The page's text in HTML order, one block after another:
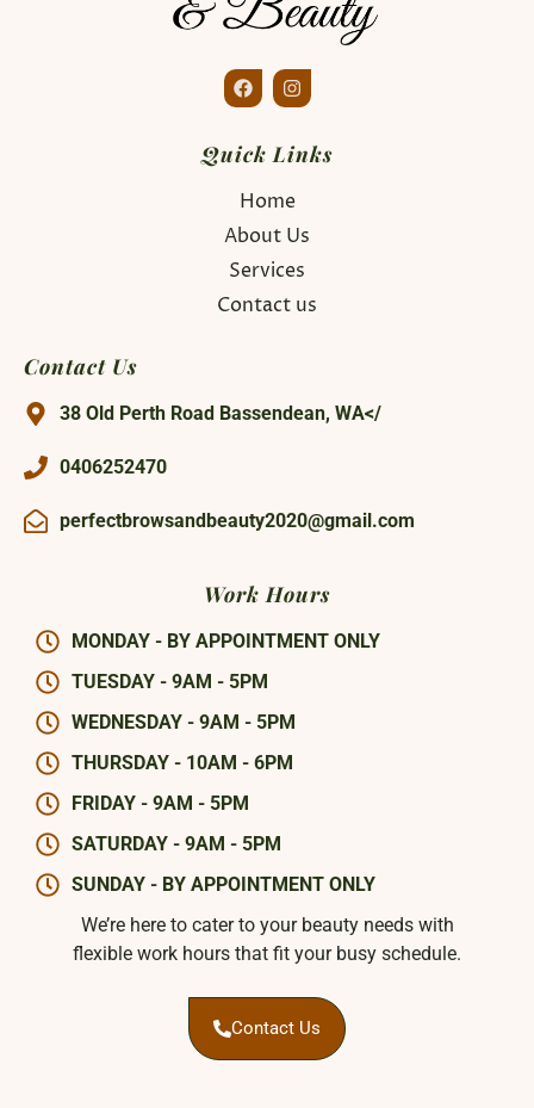
Quick Links
Home
About Us
Services
Contact us
Contact Us
38 Old Perth Road Bassendean, WA</
0406252470
perfectbrowsandbeauty2020@gmail.com
Work Hours
MONDAY - BY APPOINTMENT ONLY
TUESDAY - 9AM - 5PM
WEDNESDAY - 9AM - 5PM
THURSDAY - 10AM - 6PM
FRIDAY - 9AM - 5PM
SATURDAY - 9AM - 5PM
SUNDAY - BY APPOINTMENT ONLY
We’re here to cater to your beauty needs with
flexible work hours that fit your busy schedule.
Contact Us